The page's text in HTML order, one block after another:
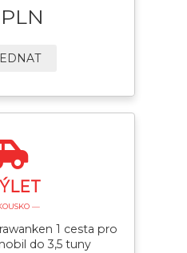
—
1 cesta pro
do 3,5 tuny